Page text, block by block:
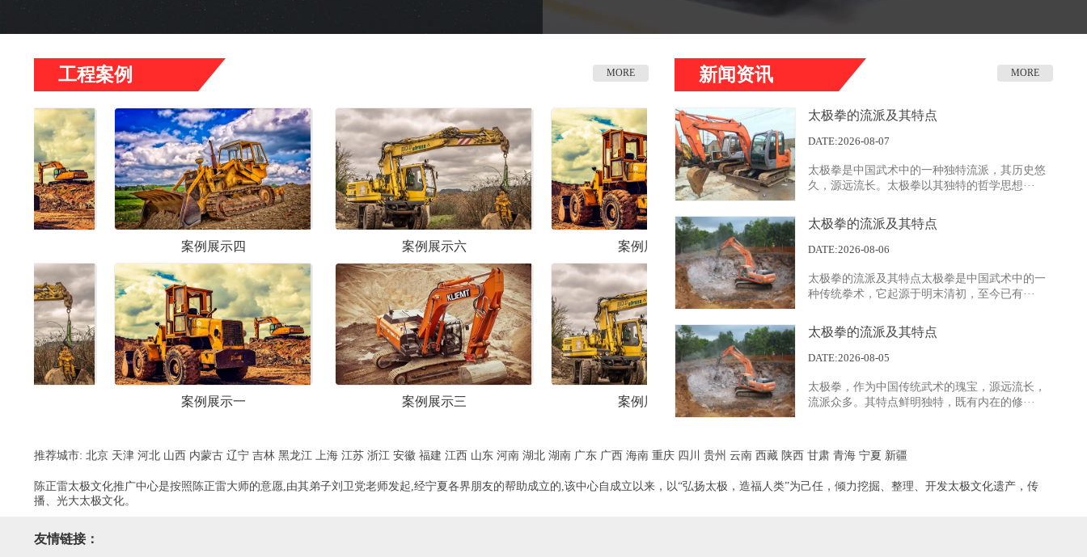
工程案例 MORE
案例展示四
案例展示一
新闻资讯 MORE
太极拳的流派及其特点
DATE:2026-08-07
太极拳是中国武术中的一种独特流派，其历史悠
久，源远流长。太极拳以其独特的哲学思想···
太极拳的流派及其特点
DATE:2026-08-06
太极拳的流派及其特点太极拳是中国武术中的一
种传统拳术，它起源于明末清初，至今已有···
太极拳的流派及其特点
DATE:2026-08-05
太极拳，作为中国传统武术的瑰宝，源远流长，
流派众多。其特点鲜明独特，既有内在的修···
推荐城市: 北京 天津 河北 山西 内蒙古 辽宁 吉林 黑龙江 上海 江苏 浙江 安徽 福建 江西 山东 河南 湖北 湖南 广东 广西 海南 重庆 四川 贵州 云南 西藏 陕西 甘肃 青海 宁夏 新疆
陈正雷太极文化推广中心是按照陈正雷大师的意愿,由其弟子刘卫党老师发起,经宁夏各界朋友的帮助成立的,该中心自成立以来，以“弘扬太极，造福人类”为己任，倾力挖掘、整理、开发太极文化遗产，传
播、光大太极文化。
友情链接：